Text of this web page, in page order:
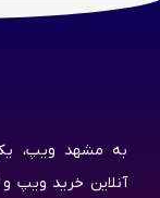
به مشهد ویپ،
آنلاین خرید ویپ